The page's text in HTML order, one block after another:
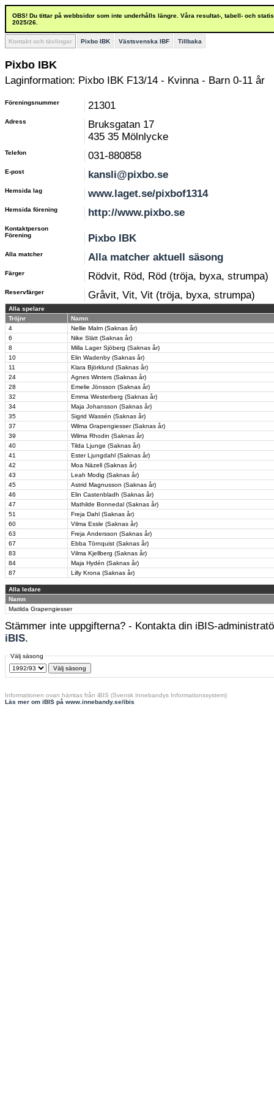
OBS! Du tittar på webbsidor som inte underhålls längre. Våra resultat-, tabell- och
2025/26.
Kontakt och tävlingar Pixbo IBK Västsvenska IBF Tillbaka
Pixbo IBK
Laginformation: Pixbo IBK F13/14 - Kvinna - Barn 0-11 år
Föreningsnummer 21301
Adress
Bruksgatan 17
435 35 Mölnlycke
Telefon 031-880858
E-post kansli@pixbo.se
Hemsida lag www.laget.se/pixbof1314
Hemsida förening http://www.pixbo.se
Kontaktperson
Förening
Pixbo IBK
Alla matcher Alla matcher aktuell säsong
Färger Rödvit, Röd, Röd (tröja, byxa, strumpa)
Reservfärger Gråvit, Vit, Vit (tröja, byxa, strumpa)
Alla spelare
Tröjnr
Namn
4
Nellie Malm (Saknas år)
6
Nike Slätt (Saknas år)
8
Milla Lager Sjöberg (Saknas år)
10
Elin Wadenby (Saknas år)
11
Klara Björklund (Saknas år)
24
Agnes Winters (Saknas år)
28
Emelie Jönsson (Saknas år)
32
Emma Westerberg (Saknas år)
34
Maja Johansson (Saknas år)
35
Sigrid Wassén (Saknas år)
37
Wilma Grapengiesser (Saknas år)
39
Wilma Rhodin (Saknas år)
40
Tilda Ljunge (Saknas år)
41
Ester Ljungdahl (Saknas år)
42
Moa Näzell (Saknas år)
43
Leah Modig (Saknas år)
45
Astrid Magnusson (Saknas år)
46
Elin Castenbladh (Saknas år)
47
Mathilde Bonnedal (Saknas år)
51
Freja Dahl (Saknas år)
60
Vilma Essle (Saknas år)
63
Freja Andersson (Saknas år)
67
Ebba Törnquist (Saknas år)
83
Vilma Kjellberg (Saknas år)
84
Maja Hydén (Saknas år)
87
Lilly Krona (Saknas år)
Alla ledare
Namn
Matilda Grapengiesser
Stämmer inte uppgifterna? - Kontakta din iBIS-
iBIS.
Välj säsong
Informationen ovan hämtas från iBIS (Svensk Innebandys Informationssystem)
Läs mer om iBIS på www.innebandy.se/ibis